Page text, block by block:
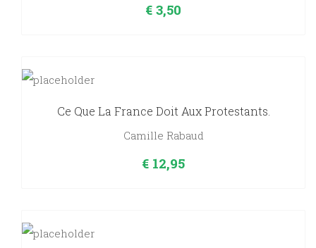
€ 3,50
Ce Que La France Doit Aux Protestants.
Camille Rabaud
€ 12,95